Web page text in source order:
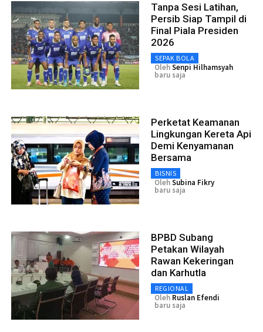
Tanpa Sesi Latihan,
Persib Siap Tampil di
Final Piala Presiden
2026
SEPAK BOLA
OlehSenpi Hilhamsyah
baru saja
Perketat Keamanan
Lingkungan Kereta Api
Demi Kenyamanan
Bersama
BISNIS
OlehSubina Fikry
baru saja
BPBD Subang
Petakan Wilayah
Rawan Kekeringan
dan Karhutla
REGIONAL
Oleh Ruslan Efendi
baru saja